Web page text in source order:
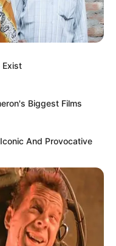
Exist
Biggest Films
And Provocative